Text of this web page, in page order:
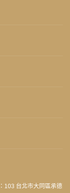
台北市大同區承德